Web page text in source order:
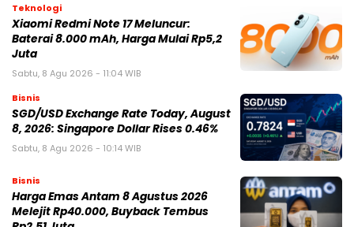
Teknologi
Xiaomi Redmi Note 17 Meluncur:
Baterai 8.000 mAh, Harga Mulai Rp5,2
Juta
Sabtu, 8 Agu 2026 - 11:04 WIB
Bisnis
SGD/USD Exchange Rate Today, August
8, 2026: Singapore Dollar Rises 0.46%
Sabtu, 8 Agu 2026 - 10:14 WIB
Bisnis
Harga Emas Antam 8 Agustus 2026
Melejit Rp40.000, Buyback Tembus